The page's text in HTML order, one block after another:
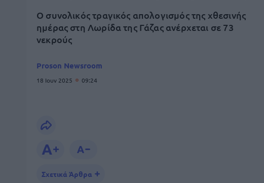
Ο συνολικός τραγικός απολογισμός της χθεσινής
ημέρας στη Λωρίδα της Γάζας ανέρχεται σε 73
νεκρούς
Proson Newsroom
18 Ιουν 2025 09:24
Σχετικά Άρθρα